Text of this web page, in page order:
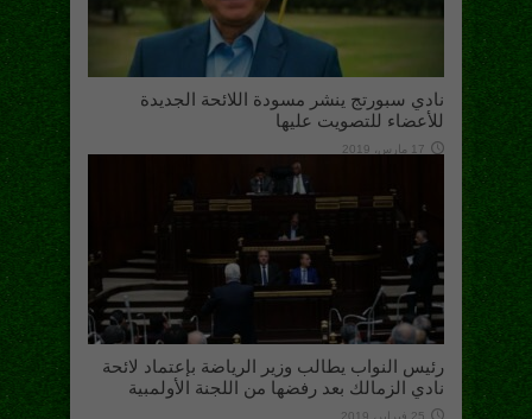
نادي سبورتج ينشر مسودة اللائحة الجديدة
للأعضاء للتصويت عليها
17 مارس، 2019
رئيس النواب يطالب وزير الرياضة بإعتماد لائحة
نادي الزمالك بعد رفضها من اللجنة الأولمبية